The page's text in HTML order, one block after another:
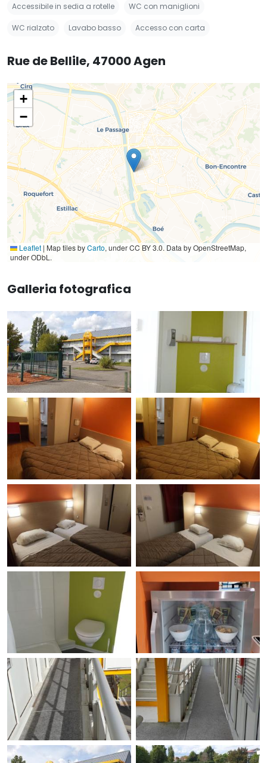
Accessibile in sedia a rotelle WC con maniglioni
WC rialzato Lavabo basso Accesso con carta
Rue de Bellile, 47000 Agen
+
−
Leaflet | Map tiles byCarto, under CC BY 3.0. Data by OpenStreetMap,
under ODbL.
Galleria fotografica